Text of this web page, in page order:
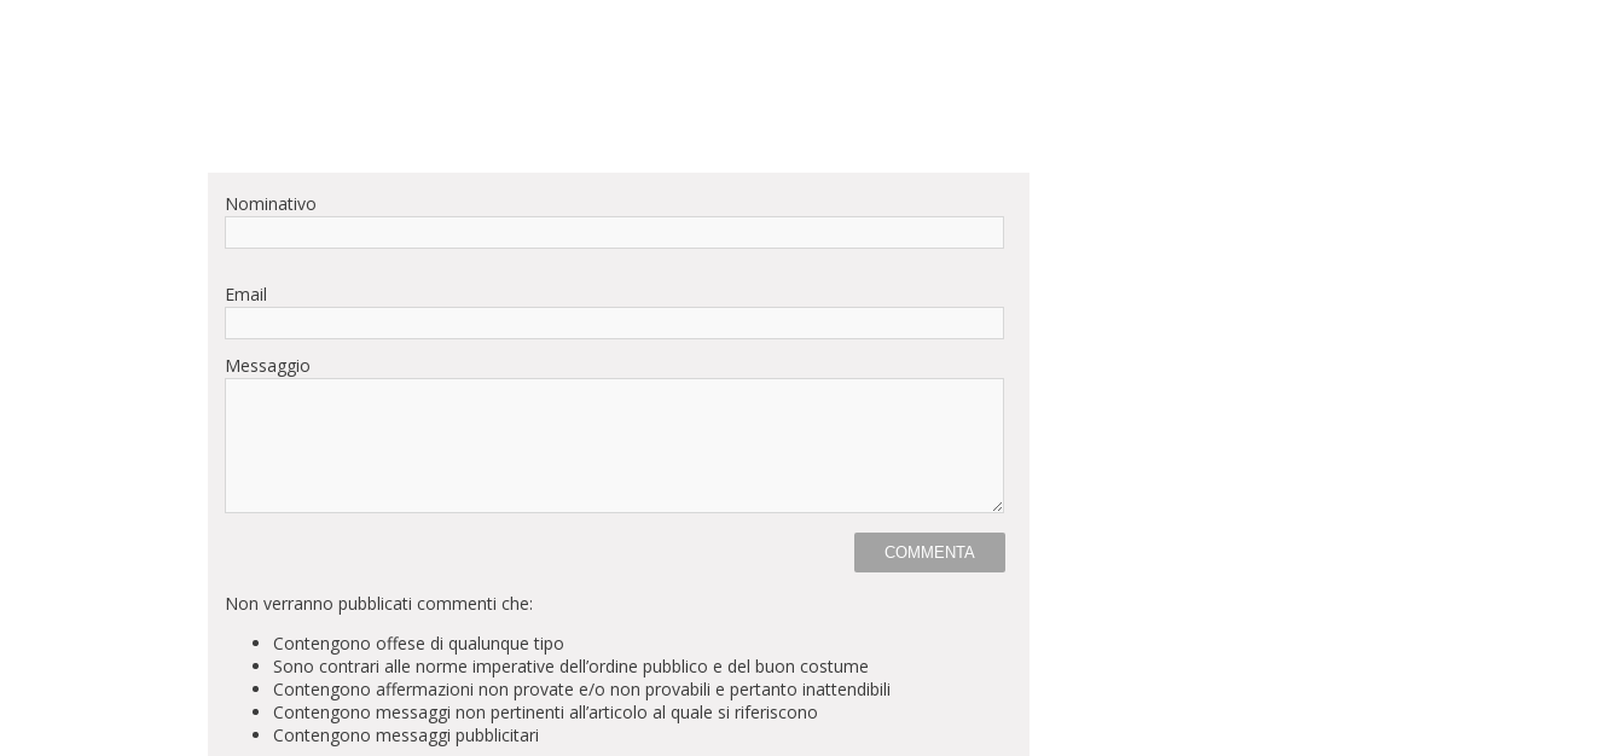
Nominativo
Email
Messaggio
Non verranno pubblicati commenti che:
Contengono offese di qualunque tipo
Sono contrari alle norme imperative dell’ordine pubblico e del buon costume
Contengono affermazioni non provate e/o non provabili e pertanto inattendibili
Contengono messaggi non pertinenti all’articolo al quale si riferiscono
Contengono messaggi pubblicitari